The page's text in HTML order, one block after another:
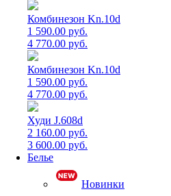
Комбинезон Kn.10d
1 590.00 руб.
4 770.00 руб.
Комбинезон Kn.10d
1 590.00 руб.
4 770.00 руб.
Худи J.608d
2 160.00 руб.
3 600.00 руб.
Белье
Новинки